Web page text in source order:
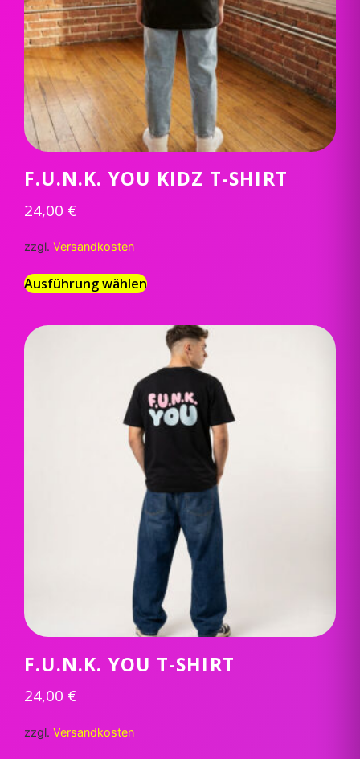
F.U.N.K. YOU KIDZ T-SHIRT
24,00 €
zzgl. Versandkosten
Ausführung wählen
F.U.N.K. YOU T-SHIRT
24,00 €
zzgl. Versandkosten